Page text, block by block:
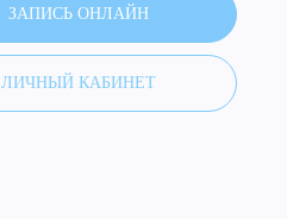
ЗАПИСЬ ОНЛАЙН
ЛИЧНЫЙ КАБИНЕТ